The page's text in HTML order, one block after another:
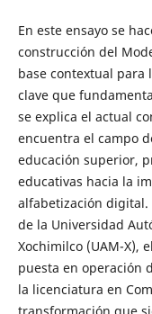
En este ensayo se
construcción del
base contextual para
clave que
se explica el actual
encuentra el campo
educación superior,
educativas hacia la
alfabetización digital.
de la Universidad
Xochimilco (UAM-X),
puesta en operación
la licenciatura en